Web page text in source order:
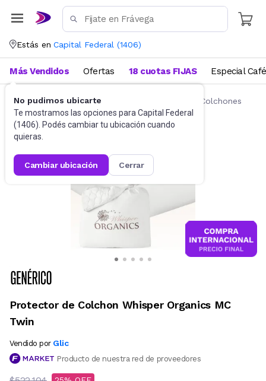
Estás en Capital Federal (1406)
No pudimos ubicarte
Te mostramos las opciones para Capital Federal
(1406). Podés cambiar tu ubicación cuando
quieras.
cambiar ubicación cerrar
Más Vendidos Ofertas 18 cuotas FIJAS Especial Café
Ropa de cama Fundas y Protectores para Colchones
Protector de Colchon Whisper Organics MC
Twin
Vendido por Glic
Producto de nuestra red de proveedores